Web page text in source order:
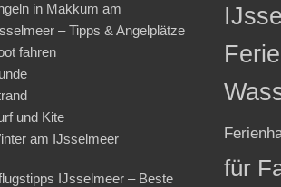
in Makkum am
– Tipps & Angelplätze
fahren
und Kite
am IJsselmeer
IJsselmeer – Beste
für